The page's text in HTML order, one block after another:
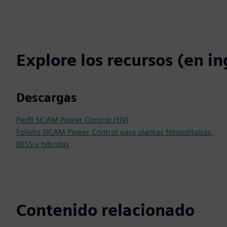
Explore los recursos (en
Descargas
Perfil SICAM Power Control (EN)
Folleto SICAM Power Control para plantas fotovoltaicas,
BESS e híbridas
Contenido relacionado